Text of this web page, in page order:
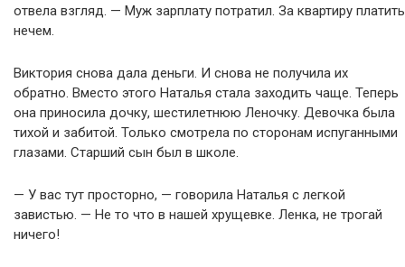
отвела взгляд. — Муж зарплату потратил. За квартиру платить
нечем.
Виктория снова дала деньги. И снова не получила их
обратно. Вместо этого Наталья стала заходить чаще. Теперь
она приносила дочку, шестилетнюю Леночку. Девочка была
тихой и забитой. Только смотрела по сторонам испуганными
глазами. Старший сын был в школе.
— У вас тут просторно, — говорила Наталья с легкой
завистью. — Не то что в нашей хрущевке. Ленка, не трогай
ничего!